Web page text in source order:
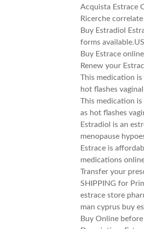
Acquista Estrace
Ricerche correlate
Buy Estradiol
forms
Buy Estrace
Renew your
This medication
hot flashes
This medication
as hot flashes
Estradiol is an
menopause
Estrace is
medications
Transfer your
SHIPPING for
estrace store
man cyprus buy
Buy Online